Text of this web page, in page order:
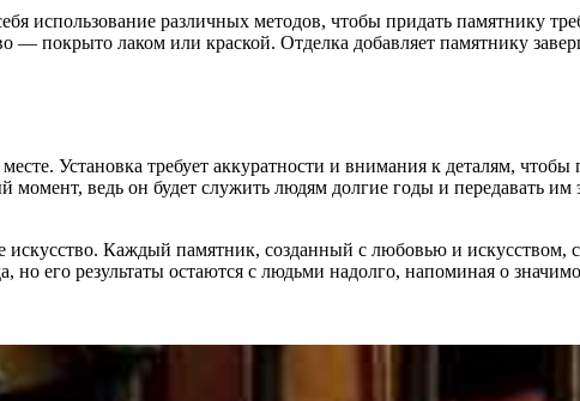
использование различных методов, чтобы придать памятнику
— покрыто лаком или краской. Отделка добавляет памятнику
Установка требует аккуратности и внимания к деталям,
момент, ведь он будет служить людям долгие годы и передавать
Каждый памятник, созданный с любовью и искусством,
его результаты остаются с людьми надолго, напоминая о